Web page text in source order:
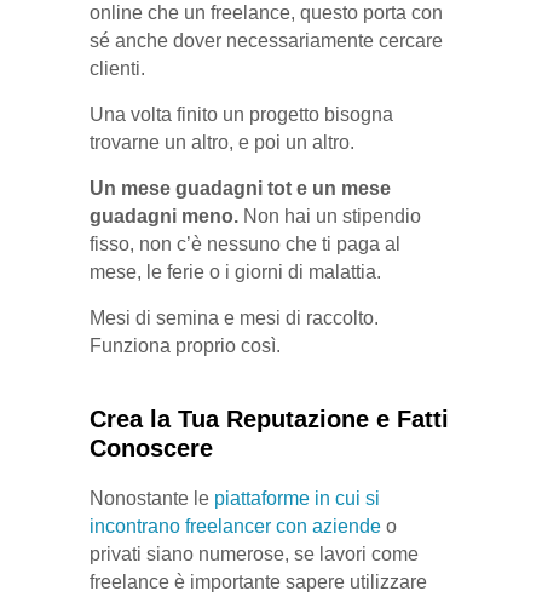
online che un freelance, questo porta con
sé anche dover necessariamente cercare
clienti.
Una volta finito un progetto bisogna
trovarne un altro, e poi un altro.
Un mese guadagni tot e un mese
guadagni meno. Non hai un stipendio
fisso, non c’è nessuno che ti paga al
mese, le ferie o i giorni di malattia.
Mesi di semina e mesi di raccolto.
Funziona proprio così.
Crea la Tua Reputazione e Fatti
Conoscere
Nonostante le piattaforme in cui si
incontrano freelancer con aziende o
privati siano numerose, se lavori come
freelance è importante sapere utilizzare